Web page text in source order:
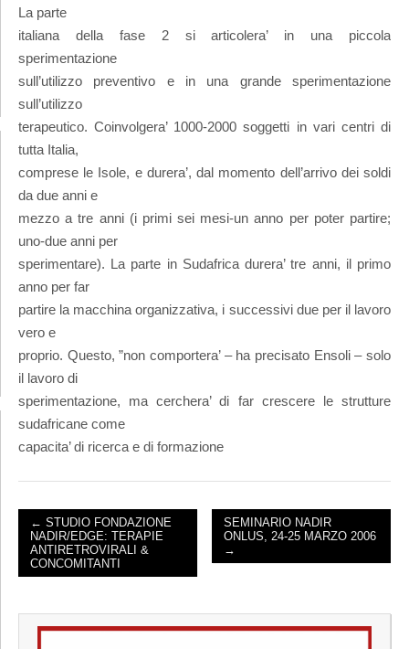
La parte
italiana della fase 2 si articolera’ in una piccola
sperimentazione
sull’utilizzo preventivo e in una grande sperimentazione
sull’utilizzo
terapeutico. Coinvolgera’ 1000-2000 soggetti in vari centri di
tutta Italia,
comprese le Isole, e durera’, dal momento dell’arrivo dei soldi
da due anni e
mezzo a tre anni (i primi sei mesi-un anno per poter partire;
uno-due anni per
sperimentare). La parte in Sudafrica durera’ tre anni, il primo
anno per far
partire la macchina organizzativa, i successivi due per il lavoro
vero e
proprio. Questo, ”non comportera’ – ha precisato Ensoli – solo
il lavoro di
sperimentazione, ma cerchera’ di far crescere le strutture
sudafricane come
capacita’ di ricerca e di formazione
POST NAVIGATION
← STUDIO FONDAZIONE
NADIR/EDGE: TERAPIE
ANTIRETROVIRALI &
CONCOMITANTI
SEMINARIO NADIR
ONLUS, 24-25 MARZO 2006
→